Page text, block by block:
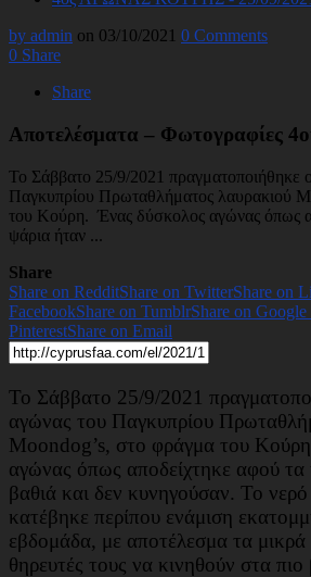
by admin on 03/10/2021 0 Comments
0 Share
Share
Αποτελέσματα – Φωτογραφίες
Το Σάββατο 25/9/2021 πραγματοποιήθηκε
Παγκυπρίου Πρωταθλήματος λαυρακιού
του Κούρη. Ένας δύσκολος αγώνας όπως
ψάρια ήταν ...
Share
Share on RedditShare on TwitterShare on
FacebookShare on TumblrShare on Google
PinterestShare on Email
Το Σάββατο 25/9/2021
αγώνας του Παγκυπρίου
Moondog’s, στο φράγμα του
αγώνας όπως αποδείχτηκε αφού τα
βαθιά και δεν κυνηγούσαν. Το
κατέβηκε περίπου ενάμιση
εβδομάδα, με αποτέλεσμα τα μικρά
θηρευτές τους να κινηθούν στα